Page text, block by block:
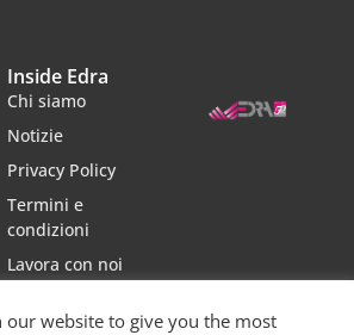
Inside Edra
Chi siamo
Notizie
Privacy Policy
Termini e
condizioni
Lavora con noi
our website to give you the most